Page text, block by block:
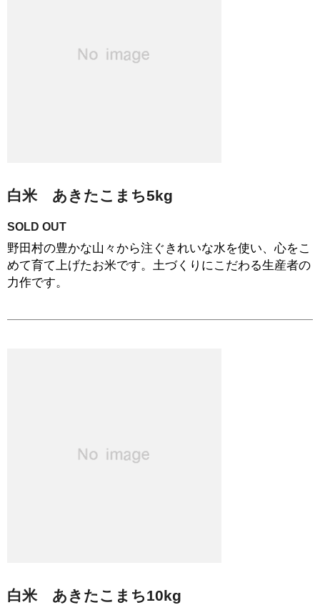
白米 あきたこまち5kg
SOLD OUT
野田村の豊かな山々から注ぐきれいな水を使い、心をこ
めて育て上げたお米です。土づくりにこだわる生産者の
力作です。
白米 あきたこまち10kg